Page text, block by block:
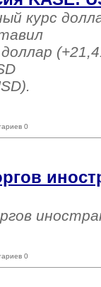
курс
0
0